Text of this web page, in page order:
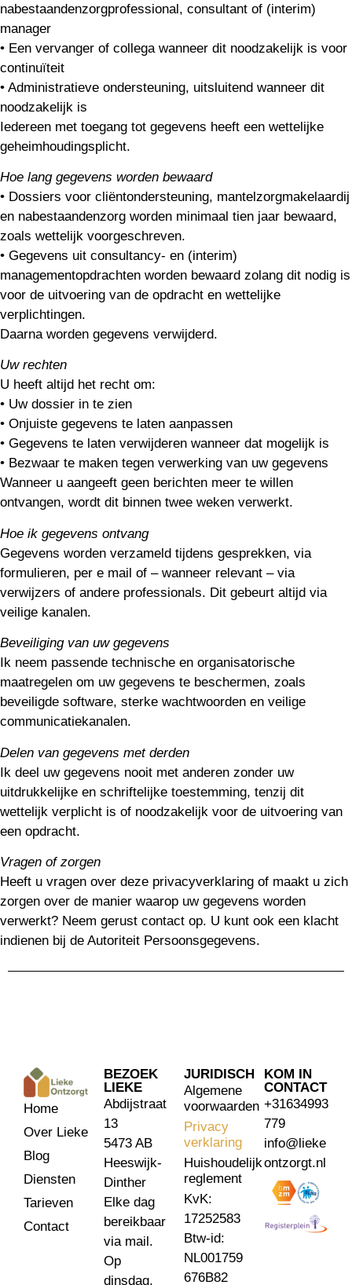
nabestaandenzorgprofessional, consultant of (interim)
manager
• Een vervanger of collega wanneer dit noodzakelijk is voor
continuïteit
• Administratieve ondersteuning, uitsluitend wanneer dit
noodzakelijk is
Iedereen met toegang tot gegevens heeft een wettelijke
geheimhoudingsplicht.
Hoe lang gegevens worden bewaard
• Dossiers voor cliëntondersteuning, mantelzorgmakelaardij
en nabestaandenzorg worden minimaal tien jaar bewaard,
zoals wettelijk voorgeschreven.
• Gegevens uit consultancy- en (interim)
managementopdrachten worden bewaard zolang dit nodig is
voor de uitvoering van de opdracht en wettelijke
verplichtingen.
Daarna worden gegevens verwijderd.
Uw rechten
U heeft altijd het recht om:
• Uw dossier in te zien
• Onjuiste gegevens te laten aanpassen
• Gegevens te laten verwijderen wanneer dat mogelijk is
• Bezwaar te maken tegen verwerking van uw gegevens
Wanneer u aangeeft geen berichten meer te willen
ontvangen, wordt dit binnen twee weken verwerkt.
Hoe ik gegevens ontvang
Gegevens worden verzameld tijdens gesprekken, via
formulieren, per e mail of – wanneer relevant – via
verwijzers of andere professionals. Dit gebeurt altijd via
veilige kanalen.
Beveiliging van uw gegevens
Ik neem passende technische en organisatorische
maatregelen om uw gegevens te beschermen, zoals
beveiligde software, sterke wachtwoorden en veilige
communicatiekanalen.
Delen van gegevens met derden
Ik deel uw gegevens nooit met anderen zonder uw
uitdrukkelijke en schriftelijke toestemming, tenzij dit
wettelijk verplicht is of noodzakelijk voor de uitvoering van
een opdracht.
Vragen of zorgen
Heeft u vragen over deze privacyverklaring of maakt u zich
zorgen over de manier waarop uw gegevens worden
verwerkt? Neem gerust contact op. U kunt ook een klacht
indienen bij de Autoriteit Persoonsgegevens.
Home
Over Lieke
Blog
Diensten
Tarieven
Contact
BEZOEK
LIEKE
Abdijstraat
13
5473 AB
Heeswijk-
Dinther
Elke dag
bereikbaar
via mail.
Op
dinsdag,
JURIDISCH
Algemene
voorwaarden
Privacy
verklaring
Huishoudelijk
reglement
KvK:
17252583
Btw-id:
NL001759
676B82
KOM IN
CONTACT
+31634993
779
info@lieke
ontzorgt.nl